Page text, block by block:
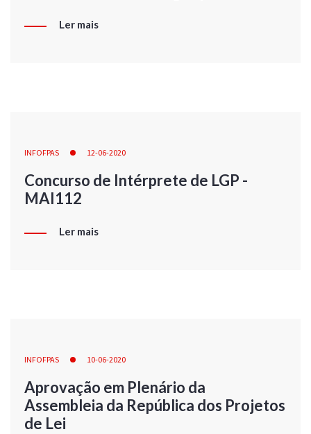
Ler mais
INFOFPAS 12-06-2020
Concurso de Intérprete de LGP -
MAI112
Ler mais
INFOFPAS 10-06-2020
Aprovação em Plenário da
Assembleia da República dos Projetos
de Lei